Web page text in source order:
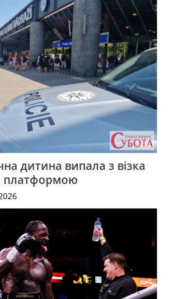
дитина випала з візка
платформою